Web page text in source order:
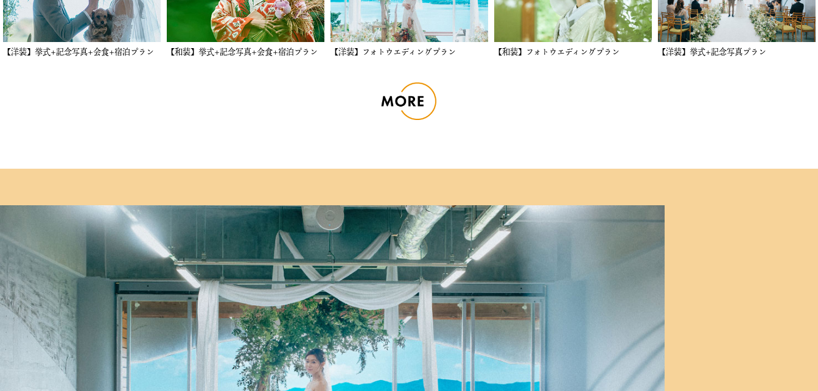
+宿泊プラン 【和装】挙式+記念写真+会食+宿泊プラン 【洋装】フォトウエディングプラン 【和装】フォトウエディングプラン 【洋装】挙式+記念写真プラン 【和装】挙式+記念写真プ